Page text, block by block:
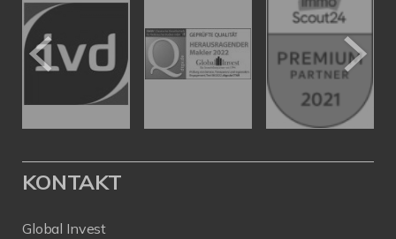
KONTAKT
Global Invest